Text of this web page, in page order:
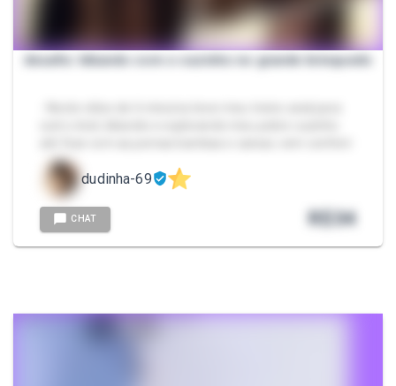
desafio: kikando com o cuzinho no grande brinquedo
dudinha-69
CHAT R$34